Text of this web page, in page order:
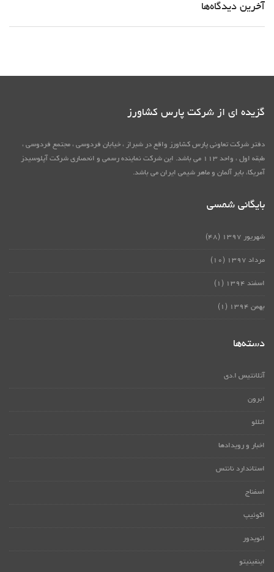
آخرین دیدگاه‌ها
گزیده ای از شرکت پارس کشاورز
دفتر شرکت تعاونی پارس کشاورز واقع در شبراز ، خیابان فردوسی ، مجتمع فردوسی ،
طبقه اول ، واحد ۱۱۳ می باشد. این شرکت نماینده رسمی و انحصاری شرکت آپلوسیدز
آمریکا، بایر آلمان و ماهر شیمی ایران می باشد.
بایگانی شمسی
شهریور ۱۳۹۷ (۴۸)
مرداد ۱۳۹۷ (۱۰)
اسفند ۱۳۹۴ (۱)
بهمن ۱۳۹۴ (۱)
دسته‌ها
آتلانتیس ا.دی
ابرون
اتللو
اخبار و رویدادها
استاندارد نانتس
اسفناج
اکوئیپ
انویدور
اینفینیتو